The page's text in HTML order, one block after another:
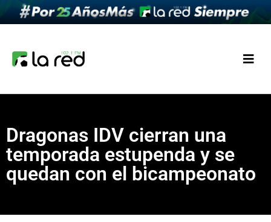
Dragonas IDV cierran una
temporada estupenda y se
quedan con el bicampeonato